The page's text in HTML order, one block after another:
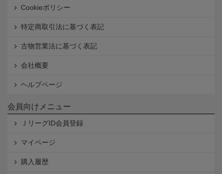
Cookieポリシー
特定商取引法に基づく表記
古物営業法に基づく表記
会社概要
ヘルプページ
会員向けメニュー
ＪリーグID会員登録
マイページ
購入履歴